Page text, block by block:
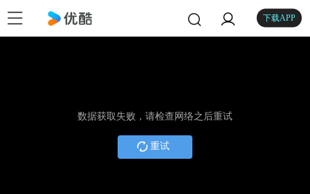
下载APP
数据获取失败，请检查网络之后重试
重试